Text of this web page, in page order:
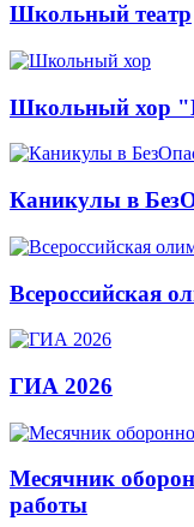
Школьный театр
Школьный хор
Каникулы в
Всероссийская
ГИА 2026
Месячник
работы